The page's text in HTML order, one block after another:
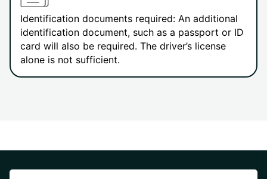
Identification documents required: An additional
identification document, such as a passport or ID
card will also be required. The driver’s license
alone is not sufficient.